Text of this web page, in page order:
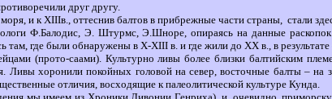
друг другу.
моря, и к ХIIIв., оттеснив балтов в прибрежные части страны, стали
Ф.Балодис, Э. Штурмс, Э.Шноре, опираясь на данные
там, где были обнаружены в Х-ХIII в. и где жили до ХХ в., в
(прото-саами). Культурно ливы более близки балтийским
Ливы хоронили покойных головой на север, восточные балты –
отличия, восходящие к палеолитической культуре Кунда.